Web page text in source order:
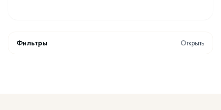
Фильтры Открыть